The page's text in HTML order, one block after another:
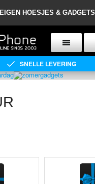
HOESJES & GADGETS
SNELLE LEVERING